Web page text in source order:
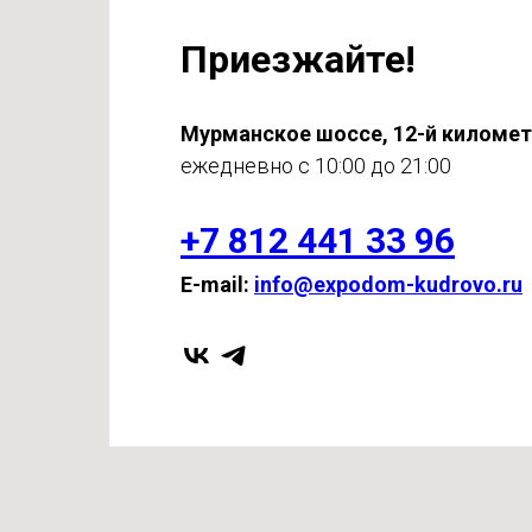
Приезжайте!
Мурманское шоссе, 12-й
ежедневно с 10:00 до 21:00
+7 812 441 33 96
E-mail: info@expodom-kudrovo.ru